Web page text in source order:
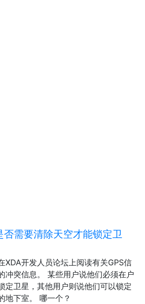
否需要清除天空才能锁定卫
XDA开发人员论坛上阅读有关GPS信
冲突信息。 某些用户说他们必须在户
定卫星，其他用户则说他们可以锁定
地下室。 哪一个？